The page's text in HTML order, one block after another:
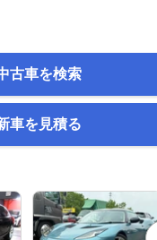
古車を検索
車を見積る